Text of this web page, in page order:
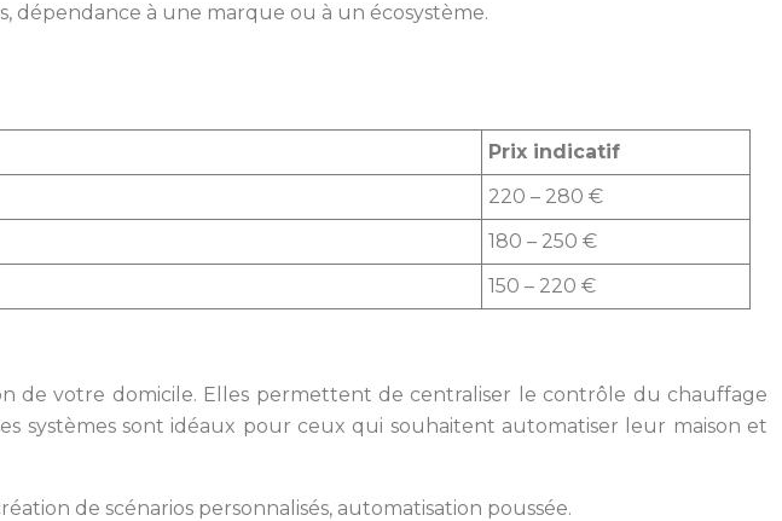
à une marque ou à un écosystème.
Prix indicatif
220 – 280 €
180 – 250 €
150 – 220 €
de votre domicile. Elles permettent de centraliser le contrôle du chauffage
systèmes sont idéaux pour ceux qui souhaitent automatiser leur maison et
de scénarios personnalisés, automatisation poussée.